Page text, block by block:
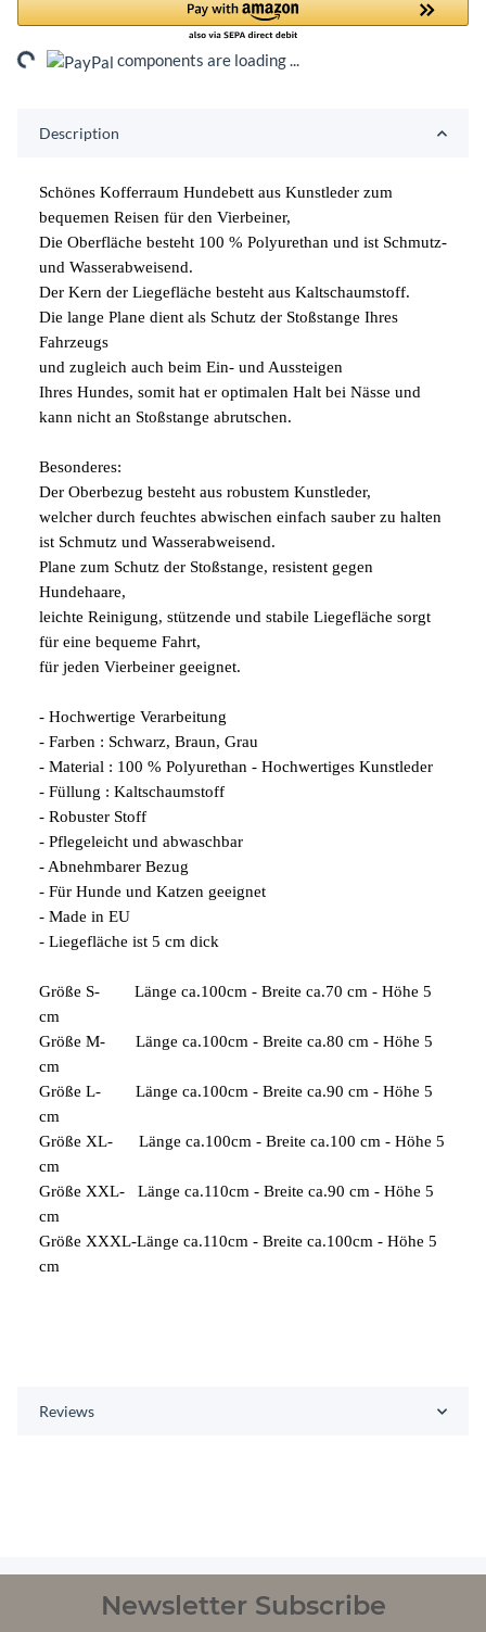
components are loading ...
Description
Schönes Kofferraum Hundebett aus Kunstleder zum
bequemen Reisen für den Vierbeiner,
Die Oberfläche besteht 100 % Polyurethan und ist Schmutz-
und Wasserabweisend.
Der Kern der Liegefläche besteht aus Kaltschaumstoff.
Die lange Plane dient als Schutz der Stoßstange Ihres
Fahrzeugs
und zugleich auch beim Ein- und Aussteigen
Ihres Hundes, somit hat er optimalen Halt bei Nässe und
kann nicht an Stoßstange abrutschen.
Besonderes:
Der Oberbezug besteht aus robustem Kunstleder,
welcher durch feuchtes abwischen einfach sauber zu halten
ist Schmutz und Wasserabweisend.
Plane zum Schutz der Stoßstange, resistent gegen
Hundehaare,
leichte Reinigung, stützende und stabile Liegefläche sorgt
für eine bequeme Fahrt,
für jeden Vierbeiner geeignet.
- Hochwertige Verarbeitung
- Farben : Schwarz, Braun, Grau
- Material : 100 % Polyurethan - Hochwertiges Kunstleder
- Füllung : Kaltschaumstoff
- Robuster Stoff
- Pflegeleicht und abwaschbar
- Abnehmbarer Bezug
- Für Hunde und Katzen geeignet
- Made in EU
- Liegefläche ist 5 cm dick
Größe S- Länge ca.100cm - Breite ca.70 cm - Höhe 5
cm
Größe M- Länge ca.100cm - Breite ca.80 cm - Höhe 5
cm
Größe L- Länge ca.100cm - Breite ca.90 cm - Höhe 5
cm
Größe XL- Länge ca.100cm - Breite ca.100 cm - Höhe 5
cm
Größe XXL- Länge ca.110cm - Breite ca.90 cm - Höhe 5
cm
Größe XXXL-Länge ca.110cm - Breite ca.100cm - Höhe 5
cm
Reviews
Newsletter Subscribe